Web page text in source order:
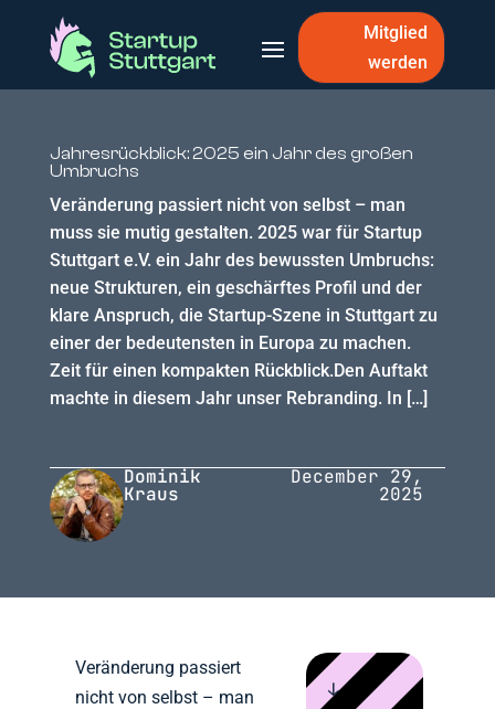
Mitglied
werden
Jahresrückblick: 2025 ein Jahr des großen
Umbruchs
Veränderung passiert nicht von selbst – man
muss sie mutig gestalten. 2025 war für Startup
Stuttgart e.V. ein Jahr des bewussten Umbruchs:
neue Strukturen, ein geschärftes Profil und der
klare Anspruch, die Startup-Szene in Stuttgart zu
einer der bedeutensten in Europa zu machen.
Zeit für einen kompakten Rückblick.Den Auftakt
machte in diesem Jahr unser Rebranding. In […]
Dominik
Kraus
December 29,
2025
Veränderung passiert
nicht von selbst – man
↓